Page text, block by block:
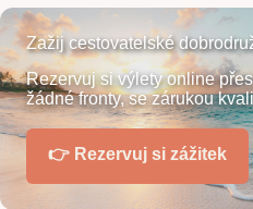
Zažij cestovatelské
Rezervuj si výlety online
žádné fronty, se zárukou
👉 Rezervuj si zážitek